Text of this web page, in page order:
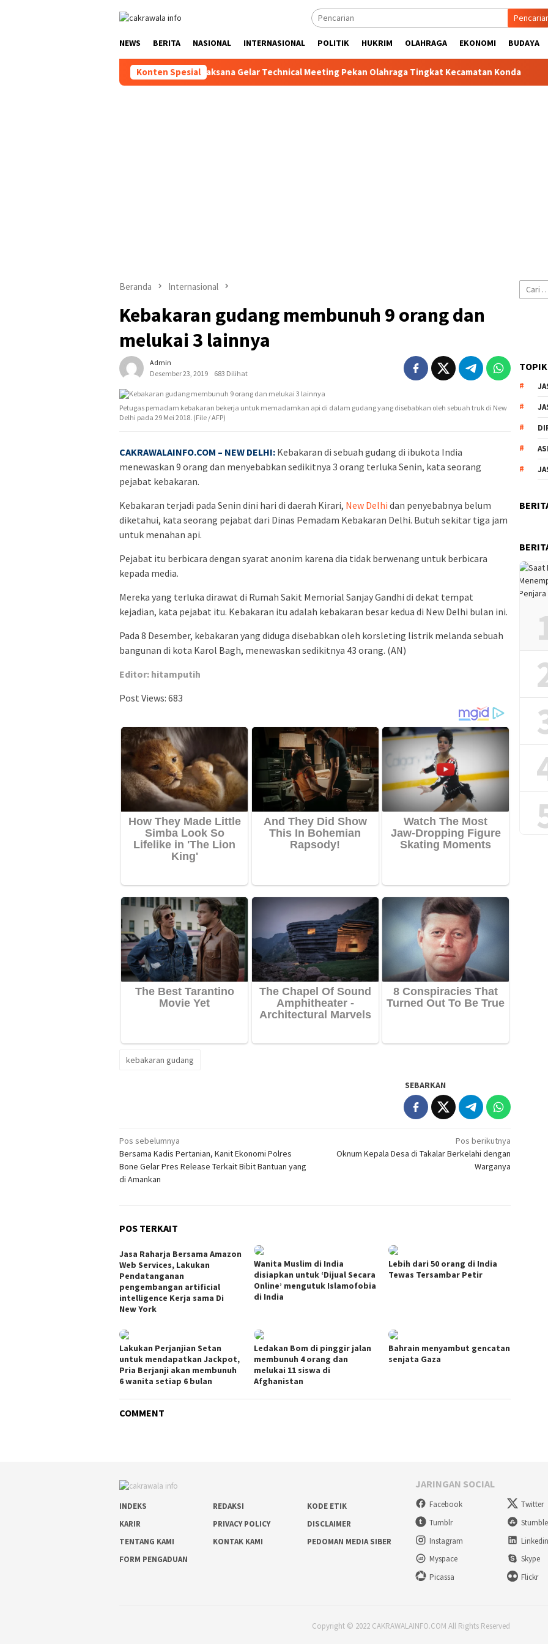
NEWS BERITA NASIONAL INTERNASIONAL POLITIK HUKRIM OLAHRAGA EKONOMI BUDAYA
Konten Spesial
Jelang HUT RI Ke-81 2026, Panitia Pelaksana Gelar Technical Meeting Pekan Olahraga Tingkat Kecamatan Konda Ciptakan
Beranda Internasional
Kebakaran gudang membunuh 9 orang dan
melukai 3 lainnya
Admin
Desember 23, 2019
683 Dilihat
Petugas pemadam kebakaran bekerja untuk memadamkan api di dalam gudang yang disebabkan oleh sebuah truk di New
Delhi pada 29 Mei 2018. (File / AFP)
CAKRAWALAINFO.COM – NEW DELHI: Kebakaran di sebuah gudang di ibukota India
menewaskan 9 orang dan menyebabkan sedikitnya 3 orang terluka Senin, kata seorang
pejabat kebakaran.
Kebakaran terjadi pada Senin dini hari di daerah Kirari, New Delhi dan penyebabnya belum
diketahui, kata seorang pejabat dari Dinas Pemadam Kebakaran Delhi. Butuh sekitar tiga jam
untuk menahan api.
Pejabat itu berbicara dengan syarat anonim karena dia tidak berwenang untuk berbicara
kepada media.
Mereka yang terluka dirawat di Rumah Sakit Memorial Sanjay Gandhi di dekat tempat
kejadian, kata pejabat itu. Kebakaran itu adalah kebakaran besar kedua di New Delhi bulan ini.
Pada 8 Desember, kebakaran yang diduga disebabkan oleh korsleting listrik melanda sebuah
bangunan di kota Karol Bagh, menewaskan sedikitnya 43 orang. (AN)
Editor: hitamputih
Post Views: 683
kebakaran gudang
SEBARKAN
Navigasi
pos
Pos sebelumnya
Bersama Kadis Pertanian, Kanit Ekonomi Polres
Bone Gelar Pres Release Terkait Bibit Bantuan yang
di Amankan
Pos berikutnya
Oknum Kepala Desa di Takalar Berkelahi dengan
Warganya
POS TERKAIT
Jasa Raharja Bersama Amazon
Web Services, Lakukan
Pendatanganan
pengembangan artificial
intelligence Kerja sama Di
New York
Wanita Muslim di India
disiapkan untuk ‘Dijual Secara
Online’ mengutuk Islamofobia
di India
Lebih dari 50 orang di India
Tewas Tersambar Petir
Lakukan Perjanjian Setan
untuk mendapatkan Jackpot,
Pria Berjanji akan membunuh
6 wanita setiap 6 bulan
Ledakan Bom di pinggir jalan
membunuh 4 orang dan
melukai 11 siswa di
Afghanistan
Bahrain menyambut gencatan
senjata Gaza
COMMENT
Cari
untuk:
INDEKS REDAKSI
KODE ETIK
KARIR
PRIVACY POLICY
DISCLAIMER
TENTANG KAMI
KONTAK KAMI
PEDOMAN MEDIA SIBER
FORM PENGADUAN
JARINGAN SOCIAL
Facebook Twitter
Tumblr
Instagram
Linkedin
Myspace
Skype
Picassa
Flickr
Copyright © 2022 CAKRAWALAINFO.COM All Rights Reserved